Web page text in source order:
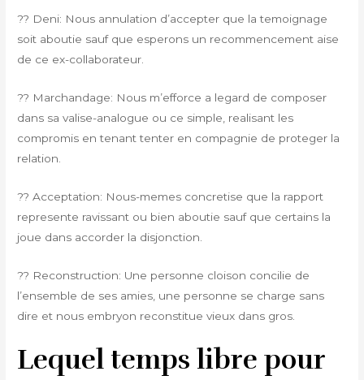
?? Deni: Nous annulation d’accepter que la temoignage
soit aboutie sauf que esperons un recommencement aise
de ce ex-collaborateur.
?? Marchandage: Nous m’efforce a legard de composer
dans sa valise-analogue ou ce simple, realisant les
compromis en tenant tenter en compagnie de proteger la
relation.
?? Acceptation: Nous-memes concretise que la rapport
represente ravissant ou bien aboutie sauf que certains la
joue dans accorder la disjonction.
?? Reconstruction: Une personne cloison concilie de
l’ensemble de ses amies, une personne se charge sans
dire et nous embryon reconstitue vieux dans gros.
Lequel temps libre pour